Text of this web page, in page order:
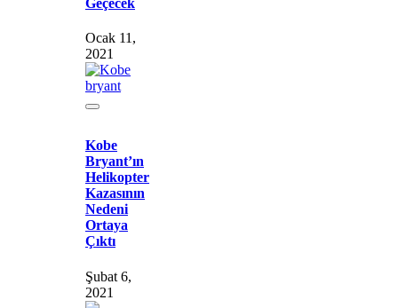
Ocak 11,
2021
Kobe
Bryant’ın
Helikopter
Kazasının
Nedeni
Ortaya
Çıktı
Şubat 6,
2021